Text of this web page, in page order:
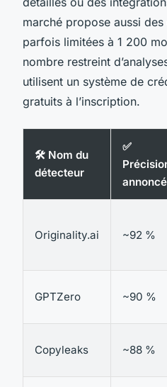
marché propose aussi
parfois limitées à 1 200
nombre restreint
utilisent un système de
gratuits à l’inscription.
🛠️ Nom du
détecteur
✅
Originality.ai ~92 %
GPTZero ~90 %
Copyleaks ~88 %